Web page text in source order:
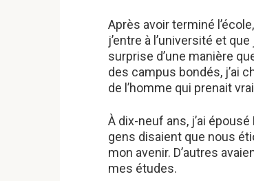
Après avoir terminé
j’entre à l’université et
surprise d’une manière
des campus bondés, j’ai
de l’homme qui prenait
À dix-neuf ans, j’ai
gens disaient que nous
mon avenir. D’autres
mes études.